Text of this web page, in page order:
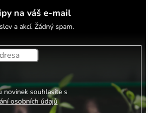
na váš e-mail
a akcí. Žádný spam.
novinek souhlasíte s
osobních údajů